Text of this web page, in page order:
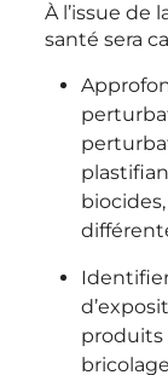
À l’issue de
santé sera
produits